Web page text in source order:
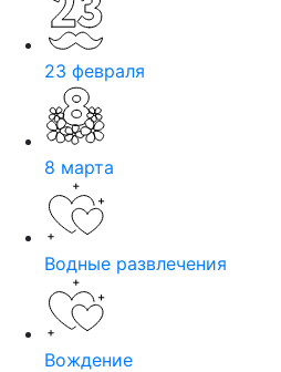
23 февраля
8 марта
Водные развлечения
Вождение